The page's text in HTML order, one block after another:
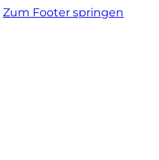
Zum Footer springen